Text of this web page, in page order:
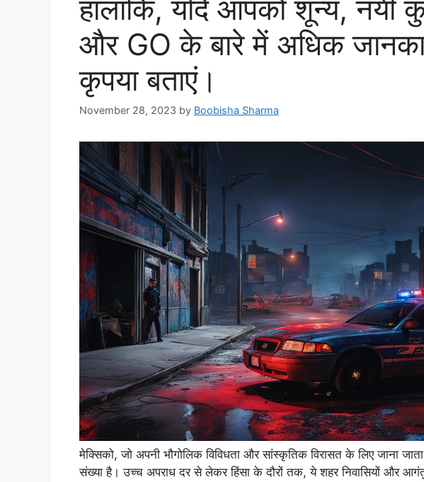
हालांकि, यदि आपको शून्य, नयी
और GO के बारे में अधिक
कृपया बताएं।
November 28, 2023 by Boobisha Sharma
मेक्सिको, जो अपनी भौगोलिक विविधता और सांस्कृतिक विरासत के लिए जाना
संख्‍या है। उच्च अपराध दर से लेकर हिंसा के दौरों तक, ये शहर निवासियों और